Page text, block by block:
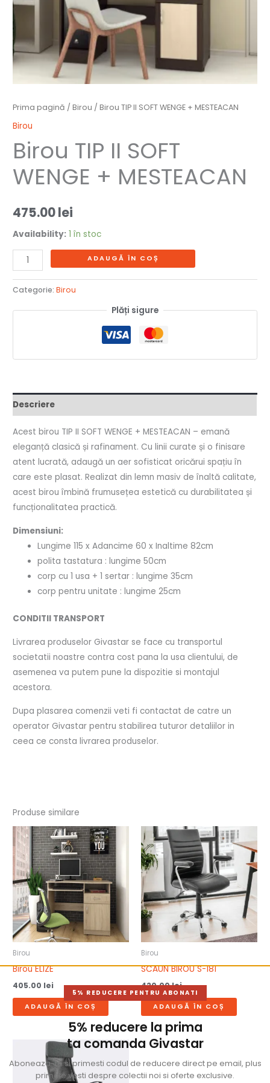
Prima pagină /Birou / Birou TIP II SOFT WENGE + MESTEACAN
Birou
Birou TIP II SOFT
WENGE + MESTEACAN
475.00lei
Availability: 1 în stoc
ADAUGĂ ÎN COȘ
Categorie:Birou
Plăți sigure
Descriere
Acest birou TIP II SOFT WENGE + MESTEACAN – emană
eleganță clasică și rafinament. Cu linii curate și o finisare
atent lucrată, adaugă un aer sofisticat oricărui spațiu în
care este plasat. Realizat din lemn masiv de înaltă calitate,
acest birou îmbină frumusețea estetică cu durabilitatea și
funcționalitatea practică.
Dimensiuni:
Lungime 115 x Adancime 60 x Inaltime 82cm
polita tastatura : lungime 50cm
corp cu 1 usa + 1 sertar : lungime 35cm
corp pentru unitate : lungime 25cm
CONDITII TRANSPORT
Livrarea produselor Givastar se face cu transportul
societatii noastre contra cost pana la usa clientului, de
asemenea va putem pune la dispozitie si montajul
acestora.
Dupa plasarea comenzii veti fi contactat de catre un
operator Givastar pentru stabilirea tuturor detaliilor in
ceea ce consta livrarea produselor.
Produse similare
Birou
Birou ELIZE
405.00 lei
ADAUGĂ ÎN COȘ
Birou
SCAUN BIROU S-181
420.00lei
ADAUGĂ ÎN COȘ
5% REDUCERE PENTRU ABONATI
5% reducere la prima
ta comanda Givastar
Aboneaza-te si primesti codul de reducere direct pe email, plus
primele vesti despre colectii noi si oferte exclusive.